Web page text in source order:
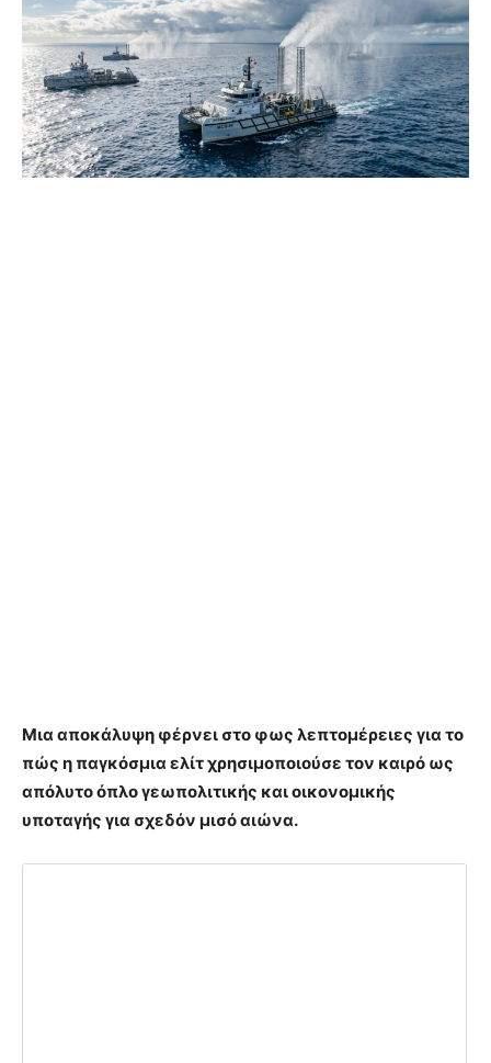
Μια αποκάλυψη φέρνει στο φως λεπτομέρειες για το
πώς η παγκόσμια ελίτ χρησιμοποιούσε τον καιρό ως
απόλυτο όπλο γεωπολιτικής και οικονομικής
υποταγής για σχεδόν μισό αιώνα.